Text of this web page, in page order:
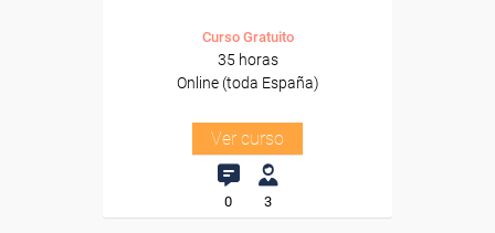
Curso Gratuito
35 horas
Online (toda España)
Ver curso
0 3